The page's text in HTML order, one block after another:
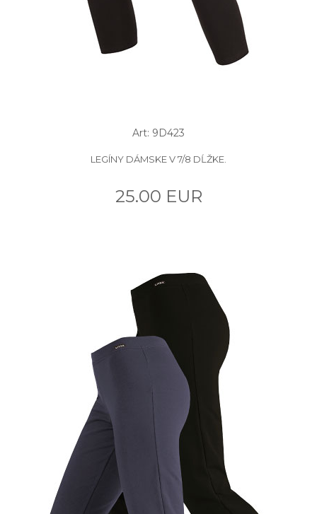
Art: 9D423
LEGÍNY DÁMSKE V 7/8 DĹŽKE.
25.00 EUR